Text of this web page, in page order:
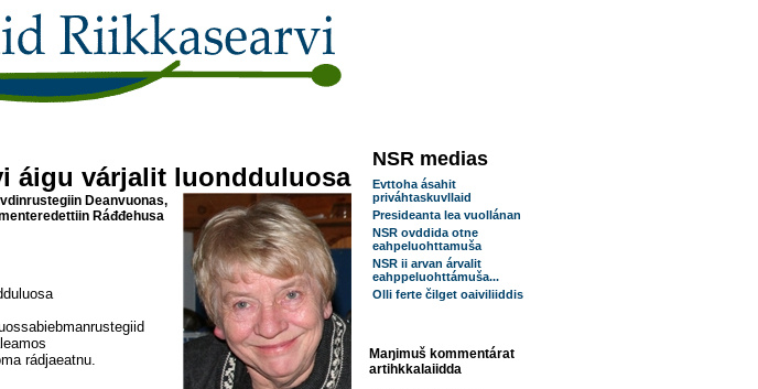
áigu várjalit luondduluosa
Deanvuonas,
Ráđđehusa
rádjaeatnu.
NSR medias
Evttoha ásahit
priváhtaskuvllaid
Presideanta lea vuollánan
NSR ovddida otne
eahpeluohttamuša
NSR ii arvan árvalit
eahppeluohttámuša...
Olli ferte čilget oaiviliiddis
Maŋimuš kommentárat
artihkkalaiidda